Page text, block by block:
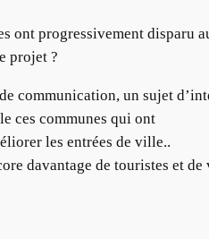
ont progressivement disparu
projet ?
communication, un sujet
ces communes qui ont
les entrées de ville..
davantage de touristes et